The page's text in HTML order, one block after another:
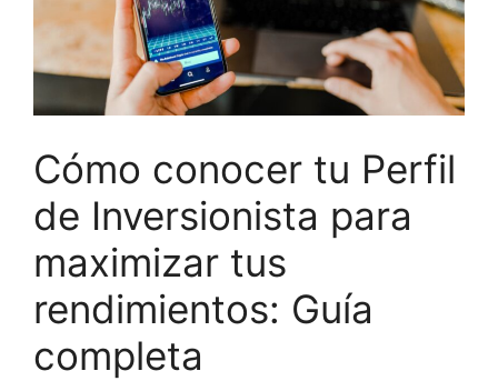
Cómo conocer tu Perfil
de Inversionista para
maximizar tus
rendimientos: Guía
completa